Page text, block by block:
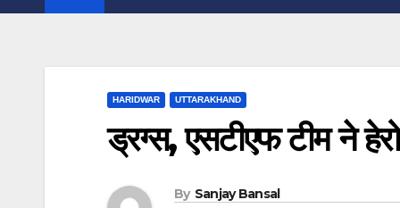
HARIDWAR UTTARAKHAND
ड्रग्स, एसटीएफ टीम ने
By Sanjay Bansal